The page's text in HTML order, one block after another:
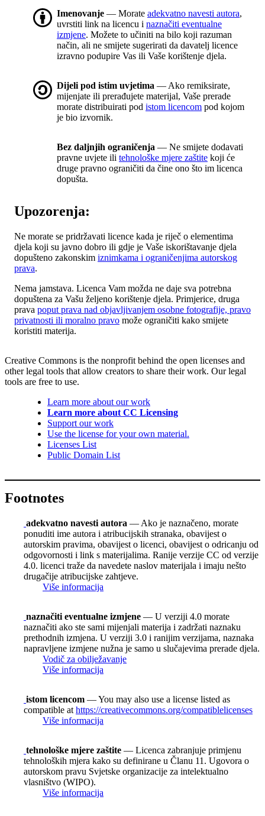
Imenovanje — Morate adekvatno navesti autora,
uvrstiti link na licencu i naznačiti eventualne
izmjene. Možete to učiniti na bilo koji razuman
način, ali ne smijete sugerirati da davatelj licence
izravno podupire Vas ili Vaše korištenje djela.
Dijeli pod istim uvjetima — Ako remiksirate,
mijenjate ili prerađujete materijal, Vaše prerade
morate distribuirati pod istom licencom pod kojom
je bio izvornik.
Bez daljnjih ograničenja — Ne smijete dodavati
pravne uvjete ili tehnološke mjere zaštite koji će
druge pravno ograničiti da čine ono što im licenca
dopušta.
Upozorenja:
Ne morate se pridržavati licence kada je riječ o elementima
djela koji su javno dobro ili gdje je Vaše iskorištavanje djela
dopušteno zakonskim iznimkama i ograničenjima autorskog
prava.
Nema jamstava. Licenca Vam možda ne daje sva potrebna
dopuštena za Vašu željeno korištenje djela. Primjerice, druga
prava poput prava nad objavljivanjem osobne fotografije, pravo
privatnosti ili moralno pravo može ograničiti kako smijete
koristiti materija.
Creative Commons is the nonprofit behind the open licenses and
other legal tools that allow creators to share their work. Our legal
tools are free to use.
Learn more about our work
Learn more about CC Licensing
Support our work
Use the license for your own material.
Licenses List
Public Domain List
Footnotes
adekvatno navesti autora — Ako je naznačeno, morate
ponuditi ime autora i atribucijskih stranaka, obavijest o
autorskim pravima, obavijest o licenci, obavijest o odricanju od
odgovornosti i link s materijalima. Ranije verzije CC od verzije
4.0. licenci traže da navedete naslov materijala i imaju nešto
drugačije atribucijske zahtjeve.
Više informacija
naznačiti eventualne izmjene — U verziji 4.0 morate
naznačiti ako ste sami mijenjali materija i zadržati naznaku
prethodnih izmjena. U verziji 3.0 i ranijim verzijama, naznaka
napravljene izmjene nužna je samo u slučajevima prerade djela.
Vodič za obilježavanje
Više informacija
istom licencom — You may also use a license listed as
compatible at https://creativecommons.org/compatiblelicenses
Više informacija
tehnološke mjere zaštite — Licenca zabranjuje primjenu
tehnoloških mjera kako su definirane u Članu 11. Ugovora o
autorskom pravu Svjetske organizacije za intelektualno
vlasništvo (WIPO).
Više informacija